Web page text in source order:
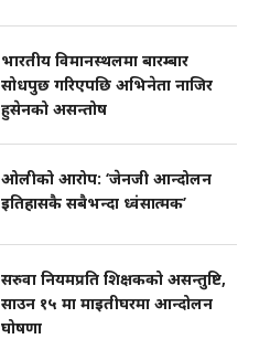
भारतीय विमानस्थलमा बारम्बार
सोधपुछ गरिएपछि अभिनेता नाजिर
हुसेनको असन्तोष
ओलीको आरोप: ‘जेनजी आन्दोलन
इतिहासकै सबैभन्दा ध्वंसात्मक’
सरुवा नियमप्रति शिक्षकको असन्तुष्टि,
साउन १५ मा माइतीघरमा आन्दोलन
घोषणा